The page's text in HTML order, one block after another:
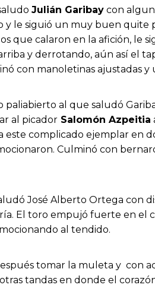
Julián Garibay con
le siguió un muy buen quite
que calaron en la afición,
y derrotando, aún así el
con manoletinas ajustadas
al que saludó
al picador Salomón Azpeitia
complicado ejemplar en
Culminó con
José Alberto Ortega con
El toro empujó fuerte en el
al tendido.
tomar la muleta y con
tandas en donde el